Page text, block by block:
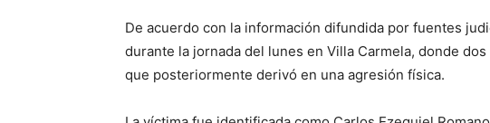
De acuerdo con la información difundida por fuentes
durante la jornada del lunes en Villa Carmela, donde
que posteriormente derivó en una agresión física.